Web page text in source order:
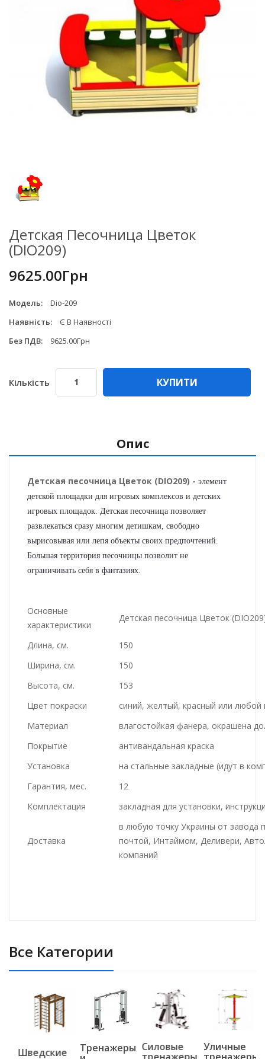
Детская Песочница Цветок
(DIO209)
9625.00Грн
Модель:
Dio-209
Наявність:
Є В Наявності
Без ПДВ:
9625.00Грн
Кількість КУПИТИ
Опис
Детская песочница Цветок (DIO209) - элемент
детской площадки для игровых комплексов и детских
игровых площадок. Детская песочница позволяет
развлекаться сразу многим детишкам, свободно
вырисовывая или лепя объекты своих предпочтений.
Большая территория песочницы позволит не
ограничивать себя в фантазиях.
Основные
характеристики
Детская песочница Цветок
Длина, см.
150
Ширина, см.
150
Высота, см.
153
Цвет покраски
синий, желтый, красный или любой
Материал
влагостойкая фанера, окрашена
Покрытие
антивандальная краска
Установка
на стальные закладные (идут в
Гарантия, мес.
12
Комплектация
закладная для установки,
Доставка
в любую точку Украины от завода
почтой, Интаймом, Деливери,
компаний
Все Категории
Шведские Тренажеры Силовые Уличные